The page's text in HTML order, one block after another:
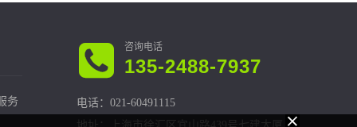
务
135-2488-7937
电话：021-60491115